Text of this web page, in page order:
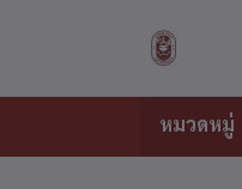
หมวดหมู่